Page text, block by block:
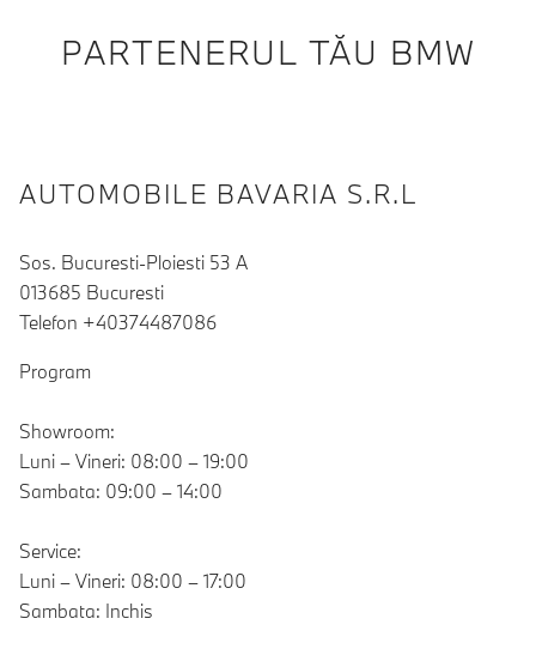
PARTENERUL TĂU BMW
AUTOMOBILE BAVARIA S.R.L
Sos. Bucuresti-Ploiesti 53 A
013685 Bucuresti
Telefon +40374487086
Program
Showroom:
Luni – Vineri: 08:00 – 19:00
Sambata: 09:00 – 14:00
Service:
Luni – Vineri: 08:00 – 17:00
Sambata: Inchis